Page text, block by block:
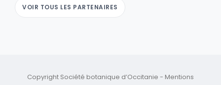
VOIR TOUS LES PARTENAIRES
Copyright Société botanique d’Occitanie - Mentions